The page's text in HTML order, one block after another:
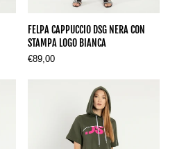
FELPA CAPPUCCIO DSG NERA CON
STAMPA LOGO BIANCA
€89,00